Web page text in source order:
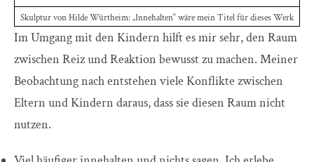
Skulptur von Hilde Würtheim: „Innehalten“ wäre mein Titel für dieses Werk
Im Umgang mit den Kindern hilft es mir sehr, den Raum
zwischen Reiz und Reaktion bewusst zu machen. Meiner
Beobachtung nach entstehen viele Konflikte zwischen
Eltern und Kindern daraus, dass sie diesen Raum nicht
nutzen.